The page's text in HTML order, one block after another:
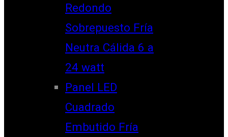
Redondo
Sobrepuesto Fría
Neutra Cálida 6 a
24 watt
Panel LED
Cuadrado
Embutido Fría